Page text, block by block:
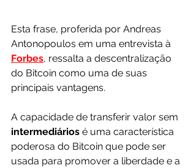
Esta frase, proferida por Andreas
Antonopoulos em uma entrevista à
Forbes, ressalta a descentralização
do Bitcoin como uma de suas
principais vantagens.
A capacidade de transferir valor sem
intermediários é uma característica
poderosa do Bitcoin que pode ser
usada para promover a liberdade e a